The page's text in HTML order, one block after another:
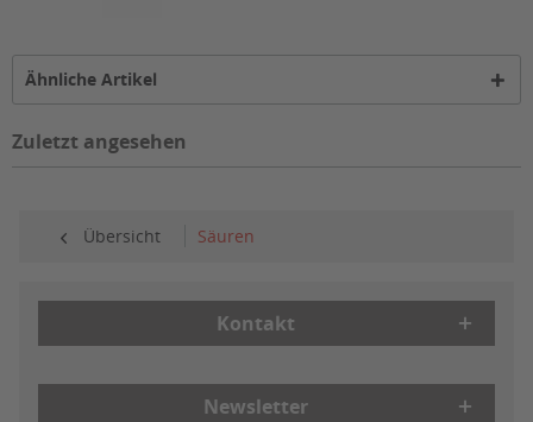
Ähnliche Artikel
Zuletzt angesehen
Übersicht Säuren
Kontakt
Newsletter